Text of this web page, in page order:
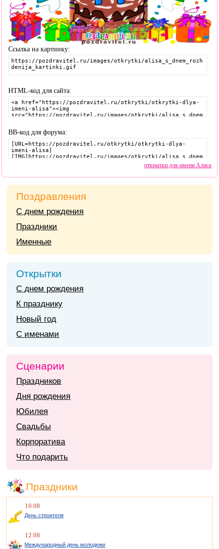
Ссылка на картинку:
HTML-код для сайта:
BB-код для форума:
открытки для имени Алиса
Поздравления
С днем рождения
Праздники
Именные
Открытки
С днем рождения
К празднику
Новый год
С именами
Сценарии
Праздников
Дня рождения
Юбилея
Свадьбы
Корпоратива
Что подарить
Праздники
10.08
День строителя
12.08
Международный день молодежи